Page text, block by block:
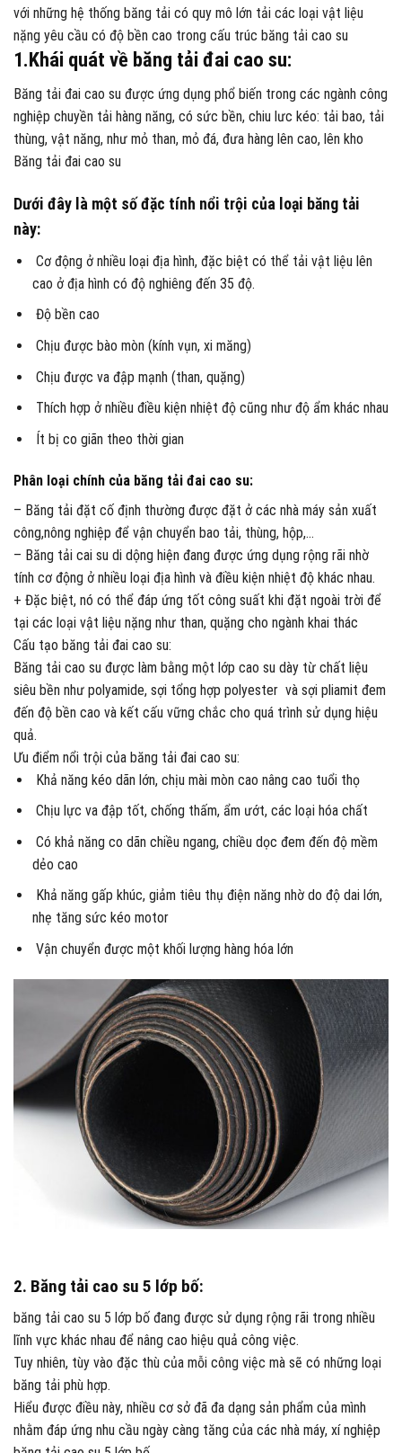
với những hệ thống băng tải có quy mô lớn tải các loại vật liệu
nặng yêu cầu có độ bền cao trong cấu trúc băng tải cao su
1.Khái quát về băng tải đai cao su:
Băng tải đai cao su được ứng dụng phổ biến trong các ngành công
nghiệp chuyền tải hàng năng, có sức bền, chiu lưc kéo: tải bao, tải
thùng, vật năng, như mỏ than, mỏ đá, đưa hàng lên cao, lên kho
Băng tải đai cao su
Dưới đây là một số đặc tính nổi trội của loại băng tải
này:
Cơ động ở nhiều loại địa hình, đặc biệt có thể tải vật liệu lên
cao ở địa hình có độ nghiêng đến 35 độ.
Độ bền cao
Chịu được bào mòn (kính vụn, xi măng)
Chịu được va đập mạnh (than, quặng)
Thích hợp ở nhiều điều kiện nhiệt độ cũng như độ ẩm khác nhau
Ít bị co giãn theo thời gian
Phân loại chính của băng tải đai cao su:
– Băng tải đặt cố định thường được đặt ở các nhà máy sản xuất
công,nông nghiệp để vận chuyển bao tải, thùng, hộp,…
– Băng tải cai su di dộng hiện đang được ứng dụng rộng rãi nhờ
tính cơ động ở nhiều loại địa hình và điều kiện nhiệt độ khác nhau.
+ Đặc biệt, nó có thể đáp ứng tốt công suất khi đặt ngoài trời để
tại các loại vật liệu nặng như than, quặng cho ngành khai thác
Cấu tạo băng tải đai cao su:
Băng tải cao su được làm bằng một lớp cao su dày từ chất liệu
siêu bền như polyamide, sợi tổng hợp polyester và sợi pliamit đem
đến độ bền cao và kết cấu vững chắc cho quá trình sử dụng hiệu
quả.
Ưu điểm nổi trội của băng tải đai cao su:
Khả năng kéo dãn lớn, chịu mài mòn cao nâng cao tuổi thọ
Chịu lực va đập tốt, chống thấm, ẩm ướt, các loại hóa chất
Có khả năng co dãn chiều ngang, chiều dọc đem đến độ mềm
dẻo cao
Khả năng gấp khúc, giảm tiêu thụ điện năng nhờ do độ dai lớn,
nhẹ tăng sức kéo motor
Vận chuyển được một khối lượng hàng hóa lớn
2. Băng tải cao su 5 lớp bố:
băng tải cao su 5 lớp bố đang được sử dụng rộng rãi trong nhiều
lĩnh vực khác nhau để nâng cao hiệu quả công việc.
Tuy nhiên, tùy vào đặc thù của mỗi công việc mà sẽ có những loại
băng tải phù hợp.
Hiểu được điều này, nhiều cơ sở đã đa dạng sản phẩm của mình
nhằm đáp ứng nhu cầu ngày càng tăng của các nhà máy, xí nghiệp